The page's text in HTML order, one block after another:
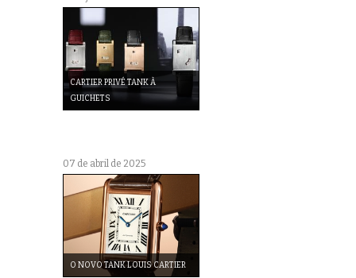
CARTIER PRIVÉ TANK À
GUICHETS
07 de abril de 2025
O NOVO TANK LOUIS CARTIER